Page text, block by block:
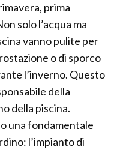
prima
solo l’acqua ma
vanno pulite per
o di sporco
l’inverno. Questo
della
della piscina.
una fondamentale
l’impianto di